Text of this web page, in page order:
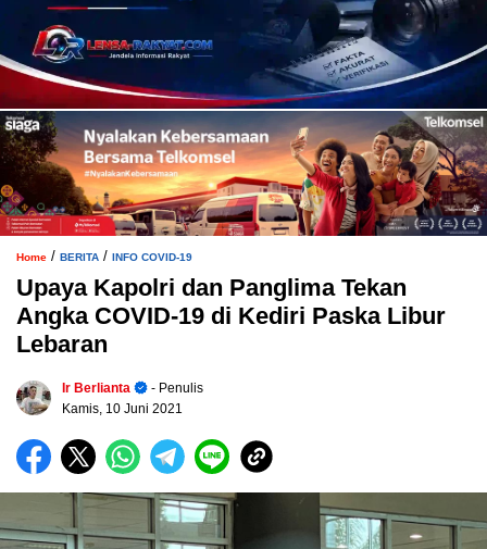
Home / BERITA / INFO COVID-19
Upaya Kapolri dan Panglima Tekan
Angka COVID-19 di Kediri Paska Libur
Lebaran
Ir Berlianta
- Penulis
Kamis, 10 Juni 2021